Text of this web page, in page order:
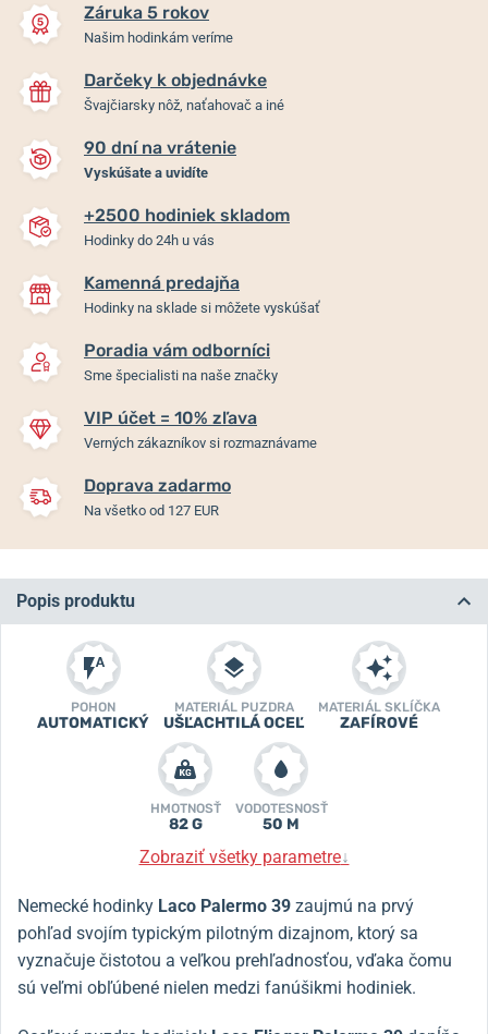
Záruka 5 rokov
Našim hodinkám veríme
Darčeky k objednávke
Švajčiarsky nôž, naťahovač a iné
90 dní na vrátenie
Vyskúšate a uvidíte
+2500 hodiniek skladom
Hodinky do 24h u vás
Kamenná predajňa
Hodinky na sklade si môžete vyskúšať
Poradia vám odborníci
Sme špecialisti na naše značky
VIP účet = 10% zľava
Verných zákazníkov si rozmaznávame
Doprava zadarmo
Na všetko od 127 EUR
Popis produktu
POHON
AUTOMATICKÝ
MATERIÁL PUZDRA
UŠĽACHTILÁ OCEĽ
MATERIÁL SKLÍČKA
ZAFÍROVÉ
HMOTNOSŤ
82 G
VODOTESNOSŤ
50 M
Zobraziť všetky parametre↓
Nemecké hodinky Laco Palermo 39 zaujmú na prvý
pohľad svojím typickým pilotným dizajnom, ktorý sa
vyznačuje čistotou a veľkou prehľadnosťou, vďaka čomu
sú veľmi obľúbené nielen medzi fanúšikmi hodiniek.